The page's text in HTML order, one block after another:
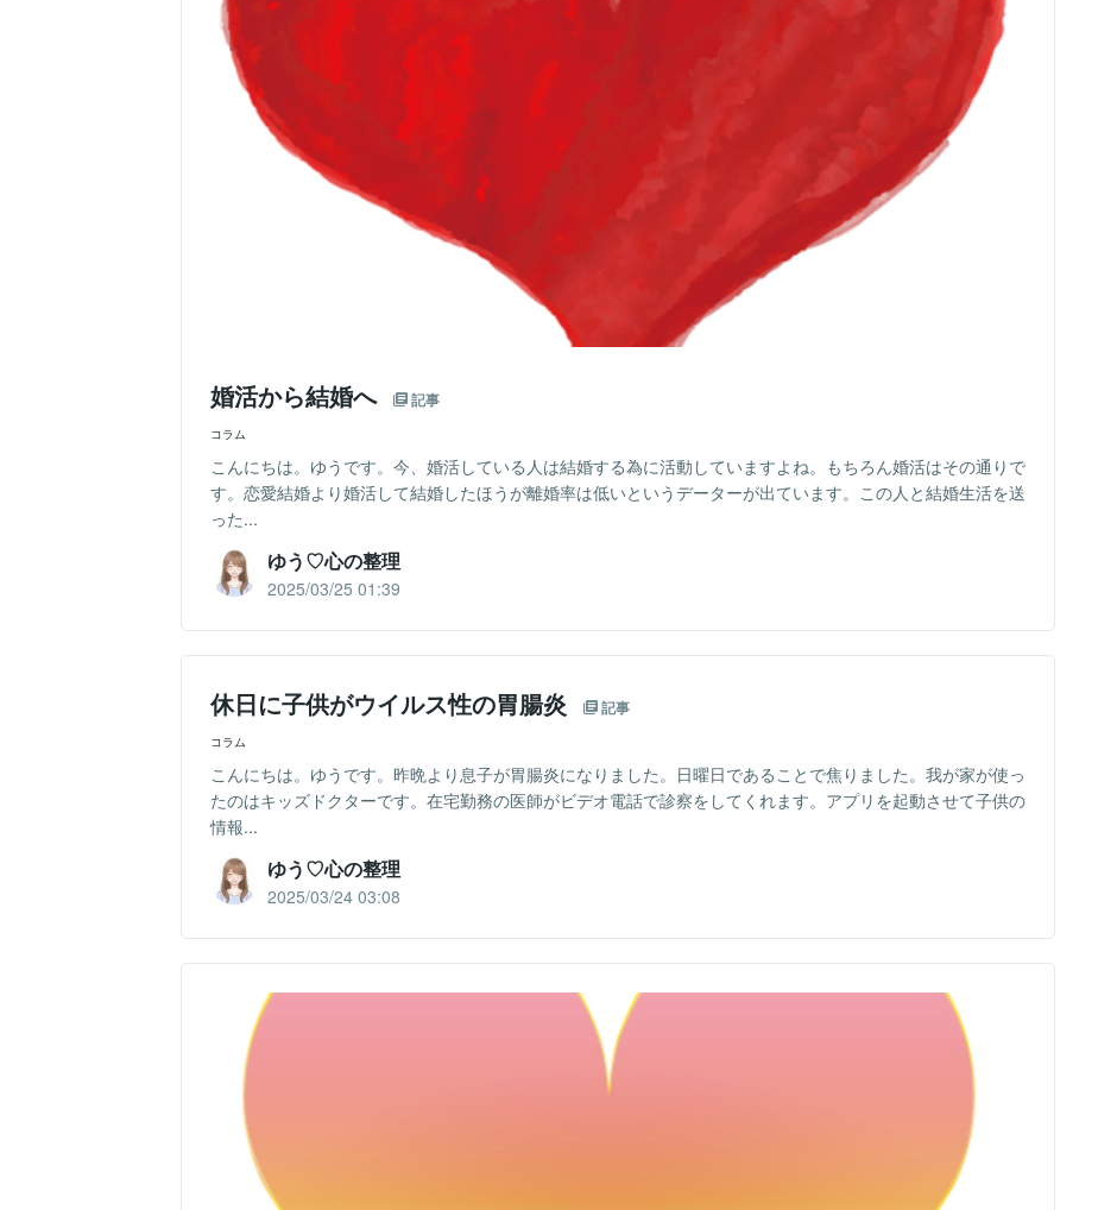
婚活から結婚へ 記事
コラム
こんにちは。ゆうです。今、婚活している人は結婚する為に活動していますよね。もちろん婚活はその通りで
す。恋愛結婚より婚活して結婚したほうが離婚率は低いというデーターが出ています。この人と結婚生活を送
った...
ゆう♡心の整理
2025/03/25 01:39
休日に子供がウイルス性の胃腸炎 記事
コラム
こんにちは。ゆうです。昨晩より息子が胃腸炎になりました。日曜日であることで焦りました。我が家が使っ
たのはキッズドクターです。在宅勤務の医師がビデオ電話で診察をしてくれます。アプリを起動させて子供の
情報...
ゆう♡心の整理
2025/03/24 03:08